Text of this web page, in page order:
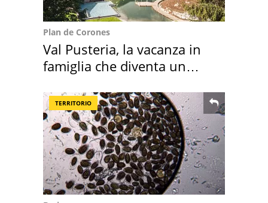
Plan de Corones
Val Pusteria, la vacanza in
famiglia che diventa un
TERRITORIO